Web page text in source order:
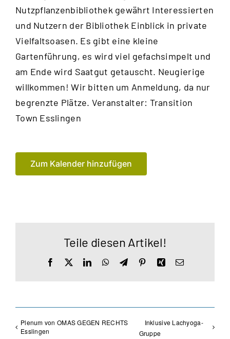
Nutzpflanzenbibliothek gewährt Interessierten
und Nutzern der Bibliothek Einblick in private
Vielfaltsoasen. Es gibt eine kleine
Gartenführung, es wird viel gefachsimpelt und
am Ende wird Saatgut getauscht. Neugierige
willkommen! Wir bitten um Anmeldung, da nur
begrenzte Plätze. Veranstalter: Transition
Town Esslingen
Zum Kalender hinzufügen
Teile diesen Artikel!
Facebook LinkedInWhatsApp
TelegramPinterestXingE-
Plenum von OMAS GEGEN RECHTS
Esslingen
Inklusive Lachyoga-
Gruppe